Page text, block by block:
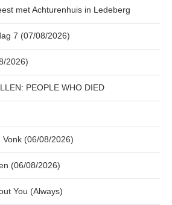
met Achturenhuis in Ledeberg
7 (07/08/2026)
2026)
PEOPLE WHO DIED
Vonk (06/08/2026)
(06/08/2026)
You (Always)